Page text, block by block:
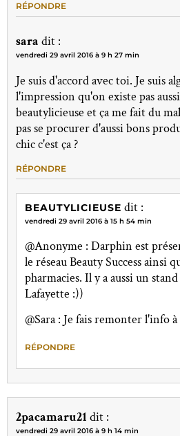
RÉPONDRE
sara dit :
vendredi 29 avril 2016 à 9 h 27 min
Je suis d'accord avec toi. Je suis
l'impression qu'on existe pas
beautylicieuse et ça me fait du
pas se procurer d'aussi bons
chic c'est ça ?
RÉPONDRE
BEAUTYLICIEUSE dit :
vendredi 29 avril 2016 à 15 h 54 min
@Anonyme : Darphin est
le réseau Beauty Success ainsi
pharmacies. Il y a aussi un
Lafayette :))
@Sara : Je fais remonter l'info
RÉPONDRE
2pacamaru21 dit :
vendredi 29 avril 2016 à 9 h 14 min